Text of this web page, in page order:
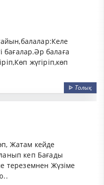
бағалар.Әр балаға
жүгіріп,көп
ᐈ Толық
Жатам кейде
кеп Бағады
тереземнен Жүзіме